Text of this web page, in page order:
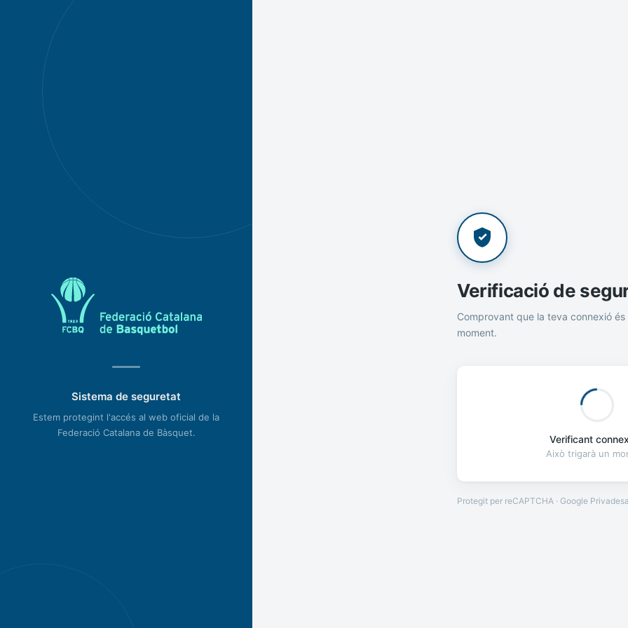
Sistema de seguretat
Estem protegint l'accés al web oficial de la
Federació Catalana de Bàsquet.
Verificació de
Comprovant que la teva connexió és
moment.
Verificant
Això trigarà un
Protegit per reCAPTCHA · Google Privadesa